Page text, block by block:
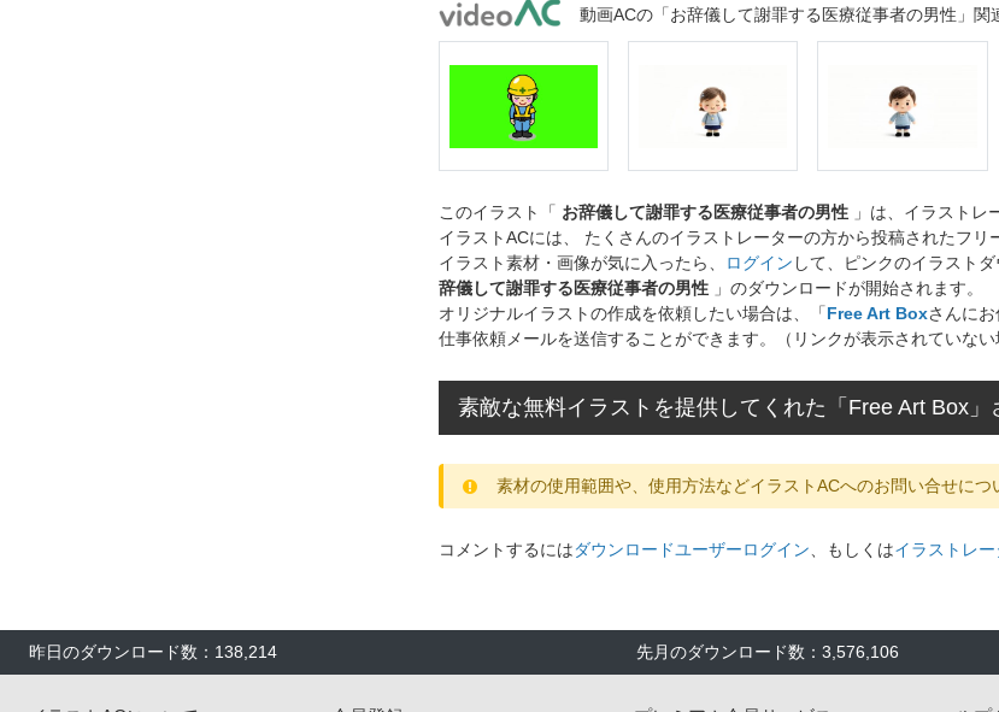
動画ACの「お辞儀して謝罪する医療従事者の男性」関
このイラスト「 お辞儀して謝罪する医療従事者の男性 」は、イラストレ
イラストACには、 たくさんのイラストレーターの方から投稿されたフ
イラスト素材・画像が気に入ったら、
ログイン して、ピンクのイラスト
辞儀して謝罪する医療従事者の男性 」のダウンロードが開始されます。
オリジナルイラストの作成を依頼したい場合は、「Free Art Boxさんに
仕事依頼メールを送信することができます。（リンクが表示されていな
素敵な無料イラストを提供してくれた「Free Art Box」
素材の使用範囲や、使用方法などイラストACへのお問い合せにつ
コメントするにはダウンロードユーザーログイン、もしくはイラストレ
昨日のダウンロード数：138,214 先月のダウンロード数：3,576,106